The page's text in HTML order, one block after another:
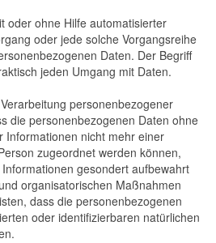
oder ohne Hilfe automatisierter
oder jede solche Vorgangsreihe
Daten. Der Begriff
jeden Umgang mit Daten.
personenbezogener
die personenbezogenen Daten ohne
Informationen nicht mehr einer
zugeordnet werden können,
gesondert aufbewahrt
organisatorischen Maßnahmen
dass die personenbezogenen
oder identifizierbaren natürlichen